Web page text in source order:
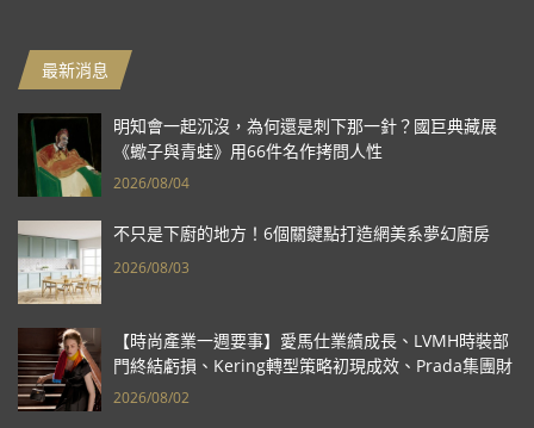
最新消息
明知會一起沉沒，為何還是刺下那一針？國巨典藏展
《蠍子與青蛙》用66件名作拷問人性
2026/08/04
不只是下廚的地方！6個關鍵點打造網美系夢幻廚房
2026/08/03
【時尚產業一週要事】愛馬仕業績成長、LVMH時裝部
門終結虧損、Kering轉型策略初現成效、Prada集團財
報亮眼
2026/08/02